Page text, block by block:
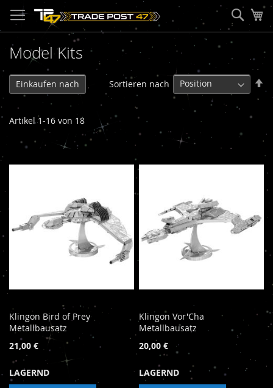
zum
Inhalt
Model Kits
Artikel1-16 von 18
Sortieren nach
Klingon Bird of Prey
Metallbausatz
21,00 €
LAGERND
Klingon Vor'Cha
Metallbausatz
20,00 €
LAGERND
Einkaufen nach